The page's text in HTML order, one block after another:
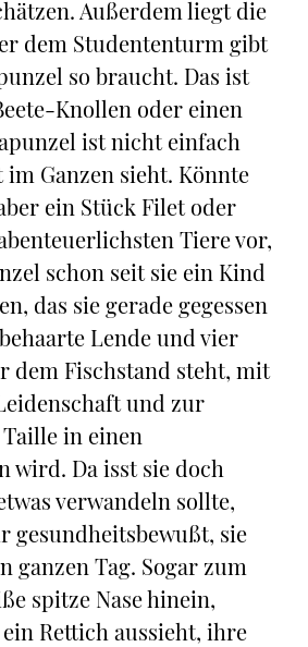
Außerdem liegt die
dem Studententurm gibt
so braucht. Das ist
Knollen oder einen
ist nicht einfach
Ganzen sieht. Könnte
ein Stück Filet oder
Tiere vor,
schon seit sie ein Kind
das sie gerade gegessen
Lende und vier
dem Fischstand steht, mit
und zur
in einen
wird. Da isst sie doch
verwandeln sollte,
gesundheitsbewußt, sie
ganzen Tag. Sogar zum
spitze Nase hinein,
Rettich aussieht, ihre